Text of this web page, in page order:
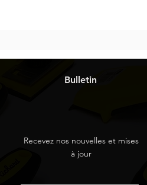
Bulletin
Recevez nos nouvelles et mises
à jour